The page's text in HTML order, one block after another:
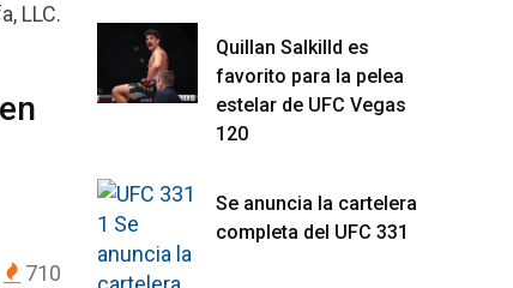
LLC.
710
Quillan Salkilld es
favorito para la pelea
estelar de UFC Vegas
120
Se anuncia la cartelera
completa del UFC 331